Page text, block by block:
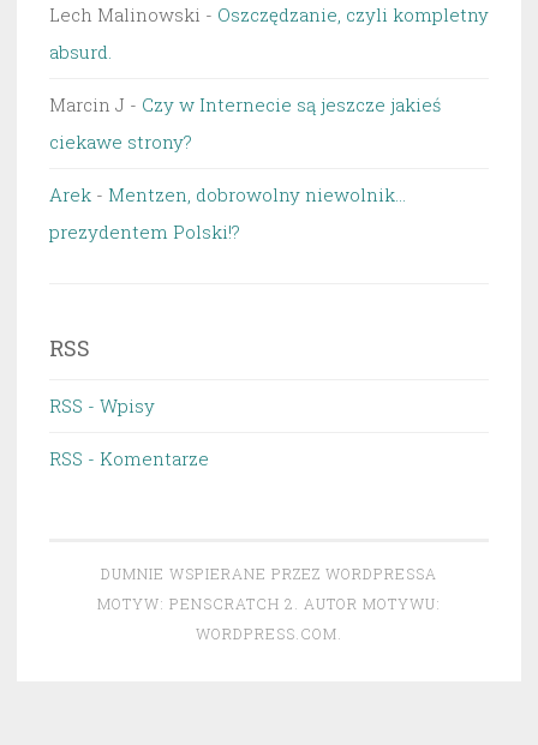
Lech Malinowski - Oszczędzanie, czyli kompletny
absurd.
Marcin J - Czy w Internecie są jeszcze jakieś
ciekawe strony?
Arek - Mentzen, dobrowolny niewolnik…
prezydentem Polski!?
RSS
RSS - Wpisy
RSS - Komentarze
DUMNIE WSPIERANE PRZEZ WORDPRESSA
MOTYW: PENSCRATCH 2. AUTOR MOTYWU:
WORDPRESS.COM